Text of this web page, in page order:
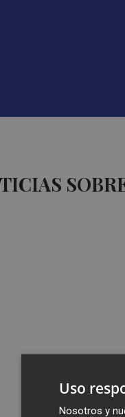
Uso
Nosotros y